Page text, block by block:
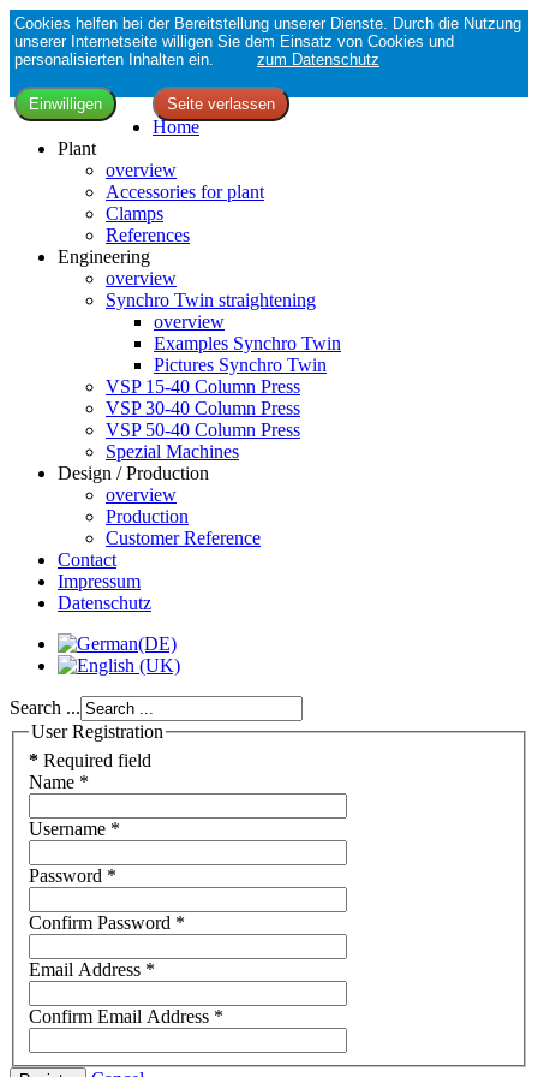
Cookies helfen bei der Bereitstellung unserer Dienste. Durch die Nutzung
unserer Internetseite willigen Sie dem Einsatz von Cookies und
personalisierten Inhalten ein. zum Datenschutz
Home
Plant
overview
Accessories for plant
Clamps
References
Engineering
overview
Synchro Twin straightening
overview
Examples Synchro Twin
Pictures Synchro Twin
VSP 15-40 Column Press
VSP 30-40 Column Press
VSP 50-40 Column Press
Spezial Machines
Design / Production
overview
Production
Customer Reference
Contact
Impressum
Datenschutz
Search ...
User Registration
* Required field
Name *
Username *
Password *
Confirm Password *
Email Address *
Confirm Email Address *